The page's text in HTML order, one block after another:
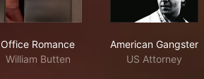
Office Romance
William Butten
American Gangster
US Attorney